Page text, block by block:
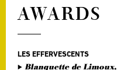
AWARDS
LES EFFERVESCENTS
Blanquette de Limoux,